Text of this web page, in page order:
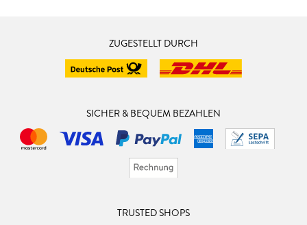
ZUGESTELLT DURCH
SICHER & BEQUEM BEZAHLEN
TRUSTED SHOPS